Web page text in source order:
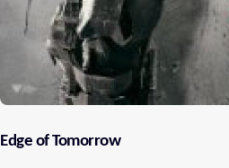
Edge of Tomorrow